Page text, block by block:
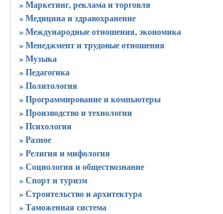
» Маркетинг, реклама и торговля
» Медицина и здравохранение
» Международные отношения, экономика
» Менеджмент и трудовые отношения
» Музыка
» Педагогика
» Политология
» Программирование и компьютеры
» Производство и технологии
» Психология
» Разное
» Религия и мифология
» Социология и обществознание
» Спорт и туризм
» Строительство и архитектура
» Таможенная система